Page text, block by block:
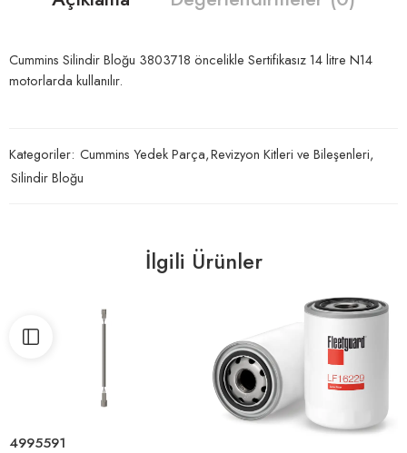
Cummins Silindir Bloğu 3803718 öncelikle Sertifikasız 14 litre N14
motorlarda kullanılır.
Kategoriler: Cummins Yedek Parça,Revizyon Kitleri ve Bileşenleri,
Silindir Bloğu
İlgili Ürünler
4995591